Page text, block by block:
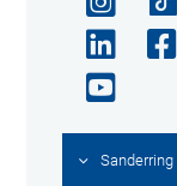
Sanderring